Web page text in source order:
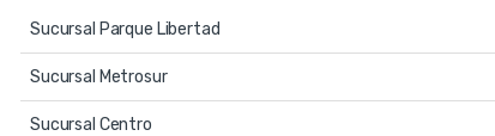
Sucursal Parque Libertad
Sucursal Metrosur
Sucursal Centro